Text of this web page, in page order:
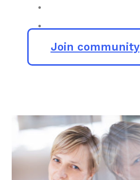
Join community